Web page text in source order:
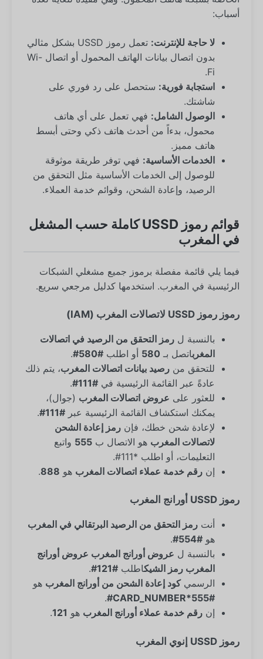
أسباب:
لا حاجة للإنترنت:
تعمل رموز USSD بشكل مثالي
بدون اتصال بيانات الهاتف المحمول أو اتصال Wi-
Fi.
استجابة فورية: ستحصل على رد فوري على
شاشتك.
الوصول الشامل: فهي تعمل على أي هاتف
محمول، بدءاً من أحدث هاتف ذكي وحتى أبسط
هاتف مميز.
الخدمات الأساسية: فهي توفر طريقة موثوقة
للوصول إلى الخدمات الأساسية مثل التحقق من
الرصيد، وإعادة الشحن، وقوائم خدمة العملاء.
قوائم رموز USSD كاملة حسب المشغل
في المغرب
فيما يلي قائمة مفصلة برموز جميع مشغلي الشبكات
الرئيسية في المغرب. استخدمها كدليل مرجعي سريع.
رموز رموز USSD لاتصالات المغرب (IAM)
بالنسبة ل رمز التحقق من الرصيد في اتصالات
المغرباتصل بـ 580 أو اطلب #580#
.
للتحقق من رصيد بيانات اتصالات المغرب، يتم ذلك
عادةً عبر القائمة الرئيسية في #111#
.
للعثور على عروض اتصالات المغرب (جوال)،
يمكنك استكشاف القائمة الرئيسية عبر #111#
.
لإعادة شحن خطك، فإن رمز إعادة الشحن
لاتصالات المغرب هو الاتصال ب 555 واتبع
التعليمات، أو اطلب *111#.
إن رقم خدمة عملاء اتصالات المغرب هو 888
.
رموز USSD أورانج المغرب
أنت رمز التحقق من الرصيد البرتقالي في المغرب
هو #554#
.
بالنسبة ل عروض أورانج المغرب عروض أورانج
المغرب رمز الشيكاطلب #121#
.
الرسميكود إعادة الشحن من أورانج المغرب هو
#555*CARD_NUMBER#
.
إن رقم خدمة عملاء أورانج المغرب هو 121
.
رموز USSD إنوي المغرب